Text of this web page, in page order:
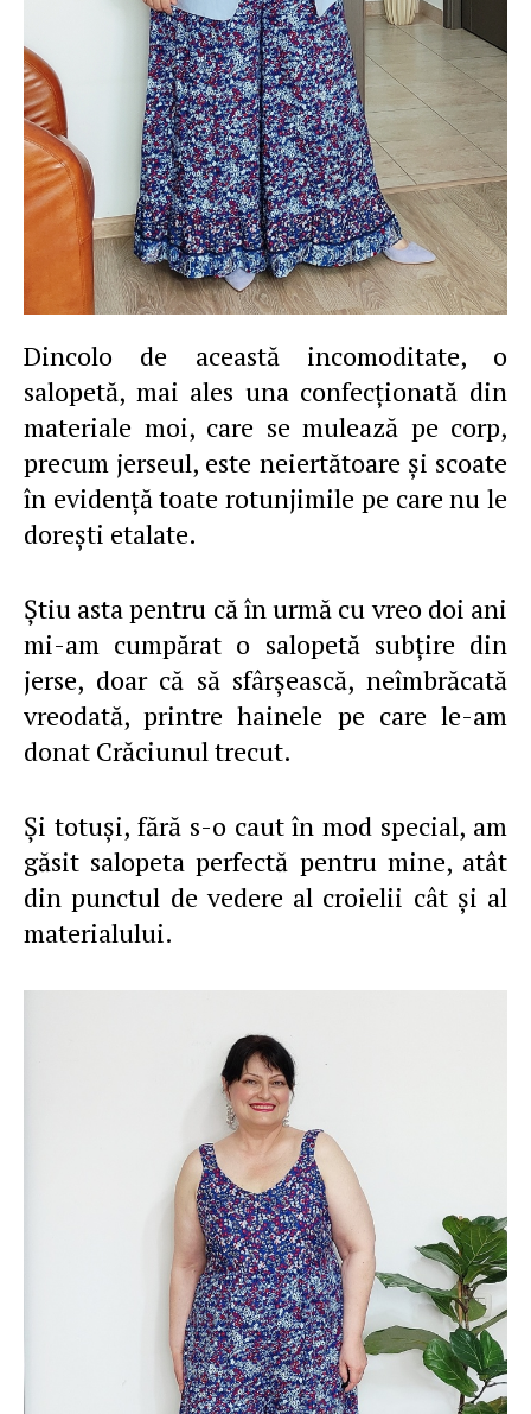
Dincolo de această incomoditate, o
salopetă, mai ales una confecţionată din
materiale moi, care se mulează pe corp,
precum jerseul, este neiertătoare şi scoate
în evidenţă toate rotunjimile pe care nu le
doreşti etalate.
Ştiu asta pentru că în urmă cu vreo doi ani
mi-am cumpărat o salopetă subţire din
jerse, doar că să sfârşească, neîmbrăcată
vreodată, printre hainele pe care le-am
donat Crăciunul trecut.
Şi totuşi, fără s-o caut în mod special, am
găsit salopeta perfectă pentru mine, atât
din punctul de vedere al croielii cât şi al
materialului.